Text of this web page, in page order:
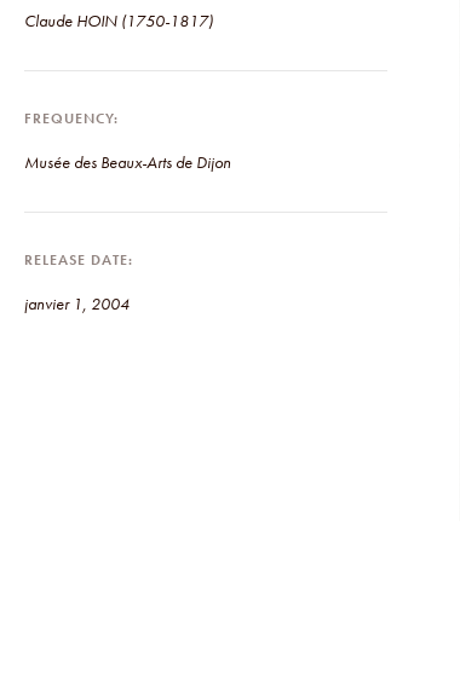
Claude HOIN (1750-1817)
FREQUENCY
Musée des Beaux-Arts de Dijon
RELEASE DATE
janvier 1, 2004